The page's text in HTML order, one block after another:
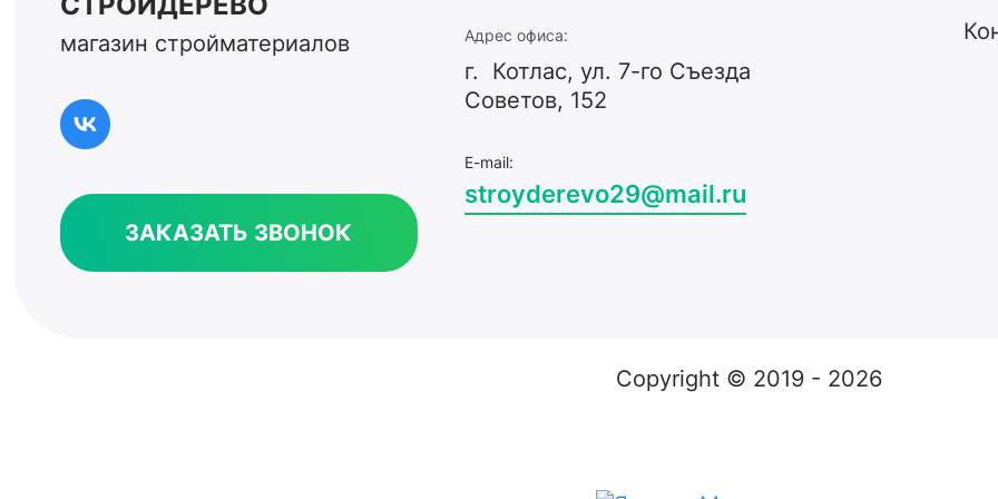
магазин стройматериалов
ЗАКАЗАТЬ ЗВОНОК
Адрес офиса:
г. Котлас, ул. 7-го Съезда
Советов, 152
E-mail:
stroyderevo29@mail.ru
Copyright © 2019 - 2026